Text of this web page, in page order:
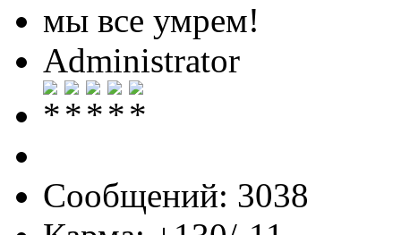
мы все умрем!
Administrator
Сообщений: 3038